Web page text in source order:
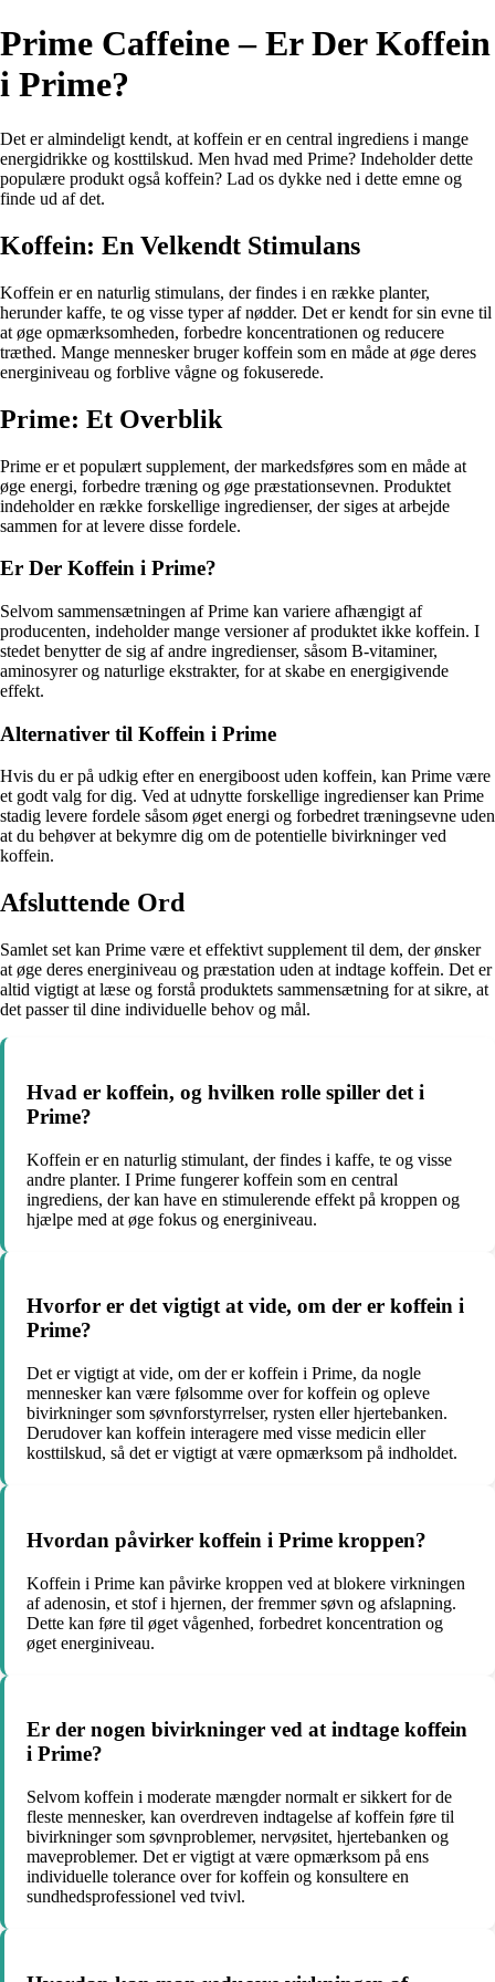
Prime Caffeine – Er Der Koffein
i Prime?
Det er almindeligt kendt, at koffein er en central ingrediens i mange
energidrikke og kosttilskud. Men hvad med Prime? Indeholder dette
populære produkt også koffein? Lad os dykke ned i dette emne og
finde ud af det.
Koffein: En Velkendt Stimulans
Koffein er en naturlig stimulans, der findes i en række planter,
herunder kaffe, te og visse typer af nødder. Det er kendt for sin evne til
at øge opmærksomheden, forbedre koncentrationen og reducere
træthed. Mange mennesker bruger koffein som en måde at øge deres
energiniveau og forblive vågne og fokuserede.
Prime: Et Overblik
Prime er et populært supplement, der markedsføres som en måde at
øge energi, forbedre træning og øge præstationsevnen. Produktet
indeholder en række forskellige ingredienser, der siges at arbejde
sammen for at levere disse fordele.
Er Der Koffein i Prime?
Selvom sammensætningen af Prime kan variere afhængigt af
producenten, indeholder mange versioner af produktet ikke koffein. I
stedet benytter de sig af andre ingredienser, såsom B-vitaminer,
aminosyrer og naturlige ekstrakter, for at skabe en energigivende
effekt.
Alternativer til Koffein i Prime
Hvis du er på udkig efter en energiboost uden koffein, kan Prime være
et godt valg for dig. Ved at udnytte forskellige ingredienser kan Prime
stadig levere fordele såsom øget energi og forbedret træningsevne uden
at du behøver at bekymre dig om de potentielle bivirkninger ved
koffein.
Afsluttende Ord
Samlet set kan Prime være et effektivt supplement til dem, der ønsker
at øge deres energiniveau og præstation uden at indtage koffein. Det er
altid vigtigt at læse og forstå produktets sammensætning for at sikre, at
det passer til dine individuelle behov og mål.
Hvad er koffein, og hvilken rolle spiller det i
Prime?
Koffein er en naturlig stimulant, der findes i kaffe, te og visse
andre planter. I Prime fungerer koffein som en central
ingrediens, der kan have en stimulerende effekt på kroppen og
hjælpe med at øge fokus og energiniveau.
Hvorfor er det vigtigt at vide, om der er koffein i
Prime?
Det er vigtigt at vide, om der er koffein i Prime, da nogle
mennesker kan være følsomme over for koffein og opleve
bivirkninger som søvnforstyrrelser, rysten eller hjertebanken.
Derudover kan koffein interagere med visse medicin eller
kosttilskud, så det er vigtigt at være opmærksom på indholdet.
Hvordan påvirker koffein i Prime kroppen?
Koffein i Prime kan påvirke kroppen ved at blokere virkningen
af adenosin, et stof i hjernen, der fremmer søvn og afslapning.
Dette kan føre til øget vågenhed, forbedret koncentration og
øget energiniveau.
Er der nogen bivirkninger ved at indtage koffein
i Prime?
Selvom koffein i moderate mængder normalt er sikkert for de
fleste mennesker, kan overdreven indtagelse af koffein føre til
bivirkninger som søvnproblemer, nervøsitet, hjertebanken og
maveproblemer. Det er vigtigt at være opmærksom på ens
individuelle tolerance over for koffein og konsultere en
sundhedsprofessionel ved tvivl.